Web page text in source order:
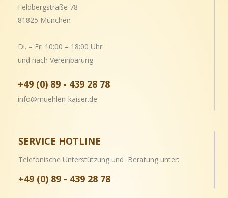
Feldbergstraße 78
81825 München
Di. – Fr. 10:00 – 18:00 Uhr
und nach Vereinbarung
+49 (0) 89 - 439 28 78
info@muehlen-kaiser.de
SERVICE HOTLINE
Telefonische Unterstützung und Beratung unter:
+49 (0) 89 - 439 28 78